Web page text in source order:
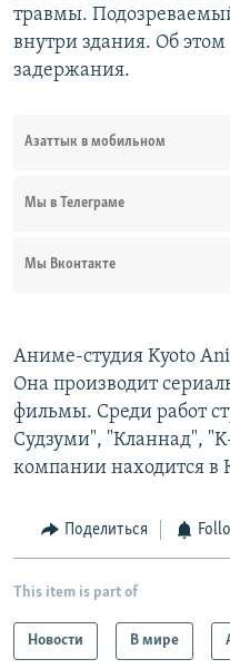
травмы.
внутри здания. Об этом
задержания.
Азаттык в мобильном
Мы в Телеграме
Мы Вконтакте
Аниме-студия Kyoto
Она производит
фильмы. Среди работ
Судзуми", "Кланнад",
компании находится в
Поделиться
This item is part of
Новости В мире